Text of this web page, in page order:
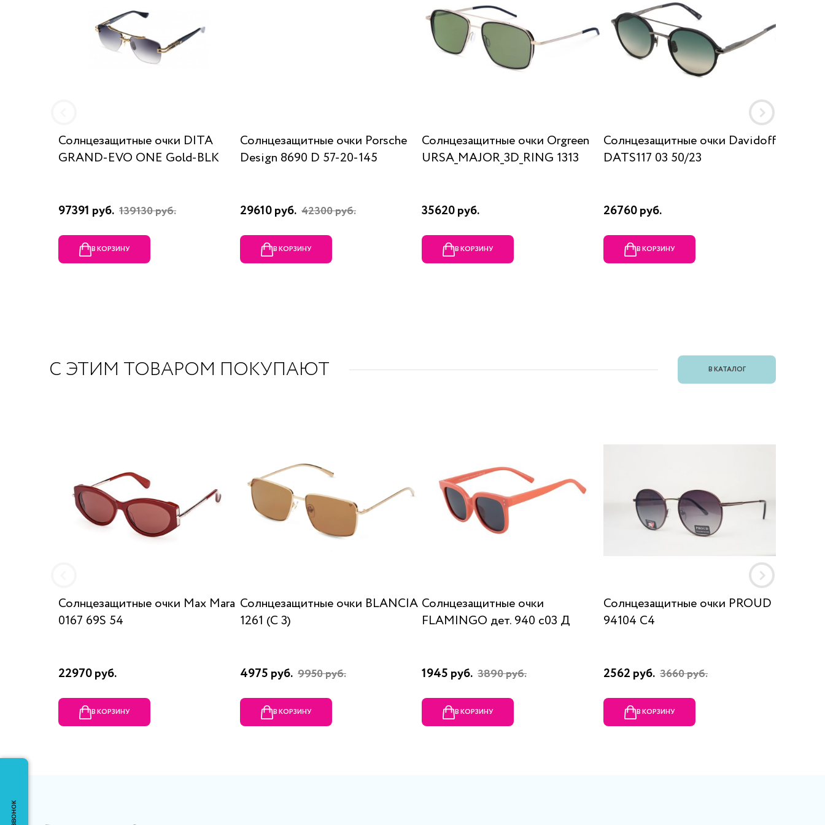
Солнцезащитные очки DITA
GRAND-EVO ONE Gold-BLK
97391 руб. 139130 руб.
В КОРЗИНУ
Солнцезащитные очки Porsche
Design 8690 D 57-20-145
29610 руб. 42300 руб.
В КОРЗИНУ
Солнцезащитные очки Orgreen
URSA_MAJOR_3D_RING 1313
35620 руб.
В КОРЗИНУ
Солнцезащитные очки Davidoff
DATS117 03 50/23
26760 руб.
В КОРЗИНУ
С ЭТИМ ТОВАРОМ ПОКУПАЮТ В КАТАЛОГ
Солнцезащитные очки Max Mara
0167 69S 54
22970 руб.
В КОРЗИНУ
Солнцезащитные очки BLANCIA
1261 (C 3)
4975 руб. 9950 руб.
В КОРЗИНУ
Солнцезащитные очки
FLAMINGO дет. 940 с03 Д
1945 руб. 3890 руб.
В КОРЗИНУ
Солнцезащитные очки PROUD
94104 С4
2562 руб. 3660 руб.
В КОРЗИНУ